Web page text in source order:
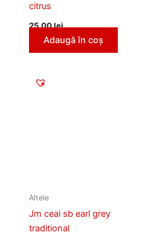
citrus
25,00lei
Adaugă în coș
Altele
Jm ceai sb earl grey
traditional